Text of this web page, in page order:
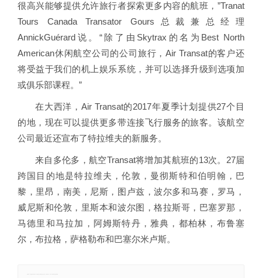
很高兴能够提供允许旅行者探索更多内容的航班，”Tranat
Tours Canada Transator Gours总裁兼总经理
AnnickGuérard说。“除了由Skytrax的名为Best North
American休闲航空公司的公司旅行，Air Transat的客户还
将受益于我们的机上娱乐系统，并可以选择升级到选项加
或俱乐部课程。”
在大西洋，Air Transat的2017年夏季计划提供27个目
的地，现在可以提供更多带连接飞行服务的旅客。该航空
公司最近还宣布了特拉维夫的新服务。
来自多伦多，航空Transat将增加其航班的13次。27届
跨国目的地是特拉维夫，伦敦，曼彻斯特和伯明翰，巴
黎，里昂，南美，尼斯，图卢兹，波尔多和马赛，罗马，
威尼斯和伦敦，里斯本和波尔图，格拉斯哥，巴塞罗那，
马德里和马拉加，阿姆斯特丹，雅典，都柏林，布鲁塞
尔，布拉格，萨格勒布和巴塞尔米卢斯。